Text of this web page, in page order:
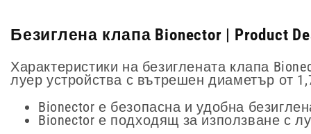
Безиглена клапа Bionector | Product
Характеристики на безиглената клапа
луер устройства с вътрешен диаметър от
Bionector е безопасна и удобна
Bionector е подходящ за използване с